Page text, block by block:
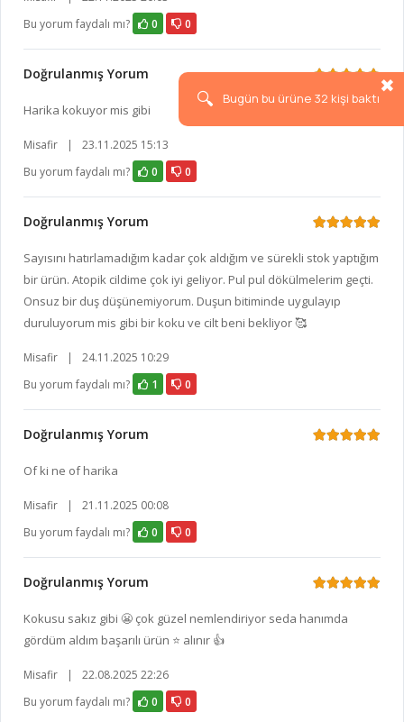
Bu yorum faydalı mı?
0 0
Doğrulanmış Yorum
Harika kokuyor mis gibi
Misafir |
23.11.2025 15:13
Bu yorum faydalı mı?
0 0
Doğrulanmış Yorum
Sayısını hatırlamadığım kadar çok aldığım ve sürekli stok yaptığım
bir ürün. Atopik cildime çok iyi geliyor. Pul pul dökülmelerim geçti.
Onsuz bir duş düşünemiyorum. Duşun bitiminde uygulayıp
duruluyorum mis gibi bir koku ve cilt beni bekliyor 🥰
Misafir |
24.11.2025 10:29
Bu yorum faydalı mı?
1 0
Doğrulanmış Yorum
Of ki ne of harika
Misafir |
21.11.2025 00:08
Bu yorum faydalı mı?
0 0
Doğrulanmış Yorum
Kokusu sakız gibi 😬 çok güzel nemlendiriyor seda hanımda
gördüm aldım başarılı ürün ⭐️ alınır 👍
Misafir |
22.08.2025 22:26
Bu yorum faydalı mı?
0 0